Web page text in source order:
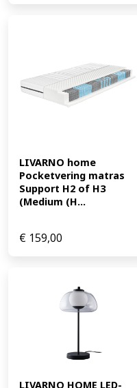
LIVARNO home
Pocketvering matras
Support H2 of H3
(Medium (H...
€ 159,00
LIVARNO HOME LED-